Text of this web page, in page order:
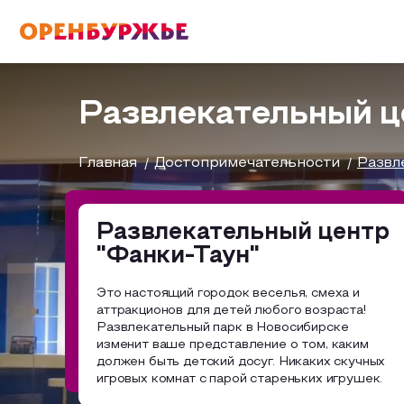
О РЕГИОНЕ
О регионе
Фотобанк
Бузулук и Бузулукский район
Соль-Илецкий район
Саракташский район
МОЙ МАРШРУТ
Маршруты от туроператоров
Промышленный туризм
Пешеходный туризм
ГДЕ ПОЕСТЬ
ГДЕ ОСТАНОВИТЬСЯ
Русский(RU)Развлекательный
Главная Достопримечательности
Развлекательный центр
"Фанки-Таун"
Это настоящий городок веселья, смеха и
аттракционов для детей любого возраста!
Развлекательный парк в Новосибирске
изменит ваше представление о том, каким
должен быть детский досуг. Никаких скучных
игровых комнат с парой стареньких игрушек.